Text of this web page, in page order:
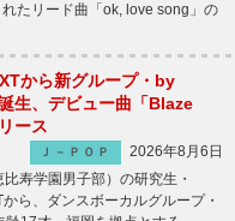
たリード曲「ok, love song」の
から新グループ・by
生、デビュー曲「Blaze
ース
Ｊ－ＰＯＰ
2026年8月6日
寿学園男子部）の研究生・
ら、ダンスボーカルグループ・